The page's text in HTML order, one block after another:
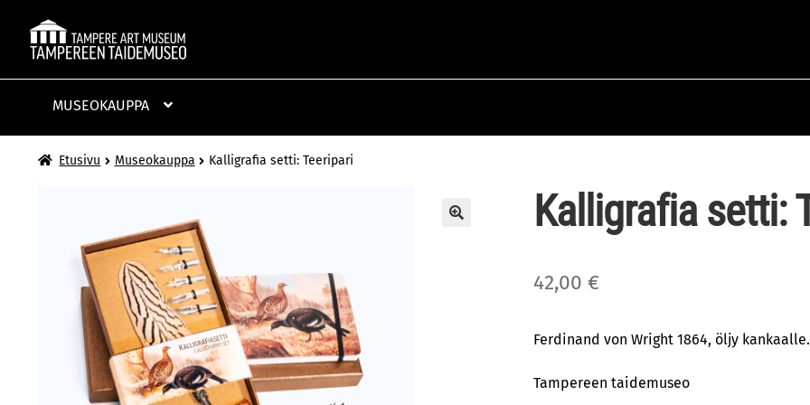
Siirry
Siirry
MUSEOKAUPPA
Etusivu Museokauppa Kalligrafia setti: Teeripari
Kalligrafia setti:
42,00 €
Ferdinand von Wright 1864, öljy kankaalle.
Tampereen taidemuseo